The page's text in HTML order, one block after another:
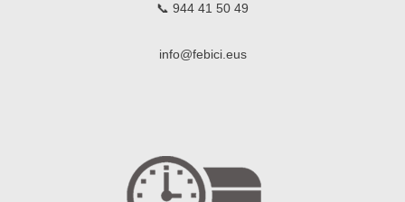
📞 944 41 50 49
info@febici.eus